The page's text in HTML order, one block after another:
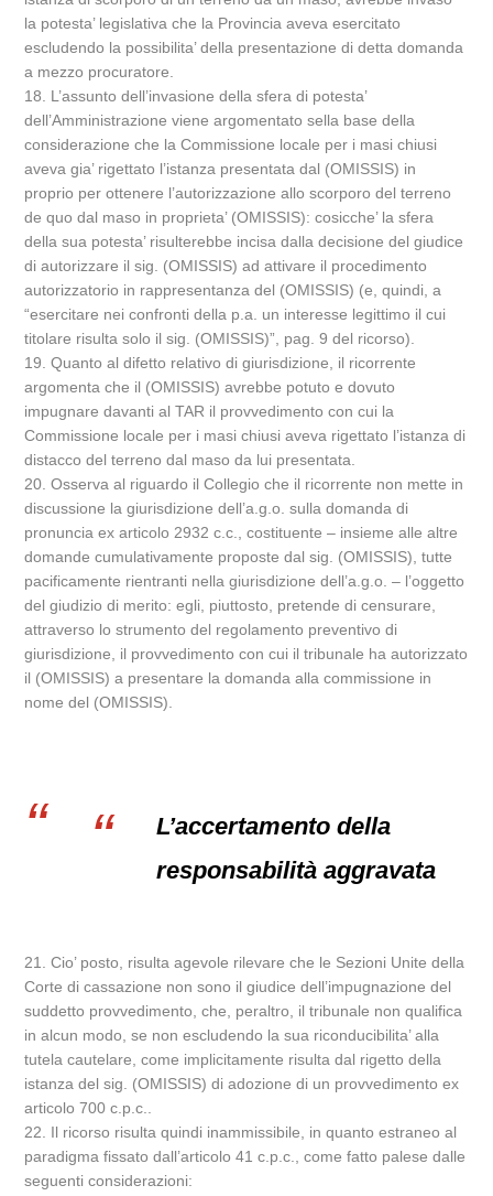
la potesta’ legislativa che la Provincia aveva esercitato
escludendo la possibilita’ della presentazione di detta domanda
a mezzo procuratore.
18. L’assunto dell’invasione della sfera di potesta’
dell’Amministrazione viene argomentato sella base della
considerazione che la Commissione locale per i masi chiusi
aveva gia’ rigettato l’istanza presentata dal (OMISSIS) in
proprio per ottenere l’autorizzazione allo scorporo del terreno
de quo dal maso in proprieta’ (OMISSIS): cosicche’ la sfera
della sua potesta’ risulterebbe incisa dalla decisione del giudice
di autorizzare il sig. (OMISSIS) ad attivare il procedimento
autorizzatorio in rappresentanza del (OMISSIS) (e, quindi, a
“esercitare nei confronti della p.a. un interesse legittimo il cui
titolare risulta solo il sig. (OMISSIS)”, pag. 9 del ricorso).
19. Quanto al difetto relativo di giurisdizione, il ricorrente
argomenta che il (OMISSIS) avrebbe potuto e dovuto
impugnare davanti al TAR il provvedimento con cui la
Commissione locale per i masi chiusi aveva rigettato l’istanza di
distacco del terreno dal maso da lui presentata.
20. Osserva al riguardo il Collegio che il ricorrente non mette in
discussione la giurisdizione dell’a.g.o. sulla domanda di
pronuncia ex articolo 2932 c.c., costituente – insieme alle altre
domande cumulativamente proposte dal sig. (OMISSIS), tutte
pacificamente rientranti nella giurisdizione dell’a.g.o. – l’oggetto
del giudizio di merito: egli, piuttosto, pretende di censurare,
attraverso lo strumento del regolamento preventivo di
giurisdizione, il provvedimento con cui il tribunale ha autorizzato
il (OMISSIS) a presentare la domanda alla commissione in
nome del (OMISSIS).
L’accertamento della
responsabilità aggravata
21. Cio’ posto, risulta agevole rilevare che le Sezioni Unite della
Corte di cassazione non sono il giudice dell’impugnazione del
suddetto provvedimento, che, peraltro, il tribunale non qualifica
in alcun modo, se non escludendo la sua riconducibilita’ alla
tutela cautelare, come implicitamente risulta dal rigetto della
istanza del sig. (OMISSIS) di adozione di un provvedimento ex
articolo 700 c.p.c..
22. Il ricorso risulta quindi inammissibile, in quanto estraneo al
paradigma fissato dall’articolo 41 c.p.c., come fatto palese dalle
seguenti considerazioni: